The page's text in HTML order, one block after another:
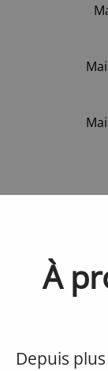
À
Depuis